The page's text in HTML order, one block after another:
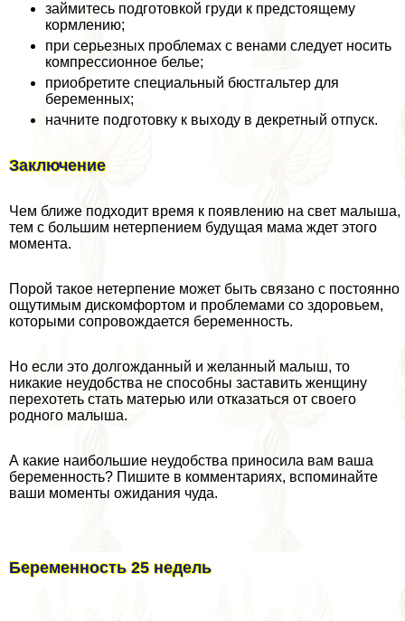
займитесь подготовкой гpyди к предстоящему
кормлению;
при серьезных проблемах с венами следует носить
компрессионное белье;
приобретите специальный бюcтгальтер для
беременных;
начните подготовку к выходу в декретный отпуск.
Заключение
Чем ближе подходит время к появлению на свет малыша,
тем с большим нетерпением будущая мама ждет этого
момента.
Порой такое нетерпение может быть связано с постоянно
ощутимым дискомфортом и проблемами со здоровьем,
которыми сопровождается беременность.
Но если это долгожданный и желанный малыш, то
никакие неудобства не способны заставить женщину
перехотеть стать матерью или отказаться от своего
родного малыша.
А какие наибольшие неудобства приносила вам ваша
беременность? Пишите в комментариях, вспоминайте
ваши моменты ожидания чуда.
Беременность 25 недель